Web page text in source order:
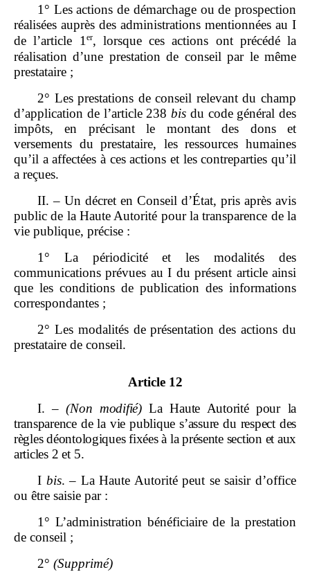
1° Les actions de démarchage ou de prospection
réalisées auprès des administrations mentionnées au I
de l’article 1er, lorsque ces actions ont précédé la
réalisation d’une prestation de conseil par le même
prestataire ;
2° Les prestations de conseil relevant du champ
d’application de l’article 238 bis du code général des
impôts, en précisant le montant des dons et
versements du prestataire, les ressources humaines
qu’il a affectées à ces actions et les contreparties qu’il
a reçues.
II. – Un décret en Conseil d’État, pris après avis
public de la Haute Autorité pour la transparence de la
vie publique, précise :
1° La périodicité et les modalités des
communications prévues au I du présent article ainsi
que les conditions de publication des informations
correspondantes ;
2° Les modalités de présentation des actions du
prestataire de conseil.
Article 12
I. – (Non modifié) La Haute Autorité pour la
transparence de la vie publique s’assure du respect des
règles déontologiques fixées à la présente section et aux
articles 2 et 5.
I bis. – La Haute Autorité peut se saisir d’office
ou être saisie par :
1° L’administration bénéficiaire de la prestation
de conseil ;
2° (Supprimé)